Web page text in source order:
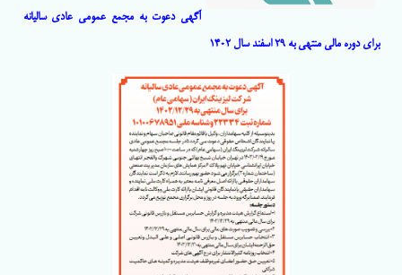
آگهی دعوت به مجمع عمومی عادی سالیانه
برای دوره مالی منتهی به 29 اسفند سال 1402